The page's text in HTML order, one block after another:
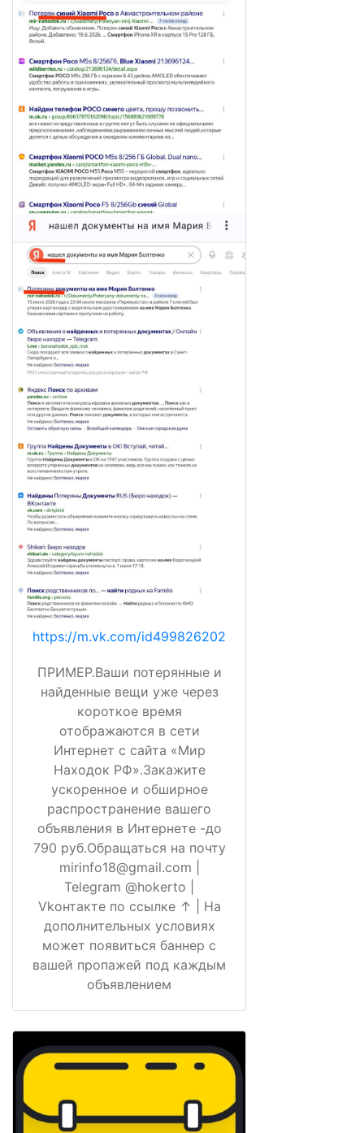
https://m.vk.com/id499826202
ПРИМЕР.Ваши потерянные и
найденные вещи уже через
короткое время
отображаются в сети
Интернет с сайта «Мир
Находок РФ».Закажите
ускоренное и обширное
распространение вашего
объявления в Интернете -до
790 руб.Обращаться на почту
mirinfo18@gmail.com |
Telegram @hokerto |
Vkонтакте по ссылке ↑ | На
дополнительных условиях
может появиться баннер с
вашей пропажей под каждым
объявлением